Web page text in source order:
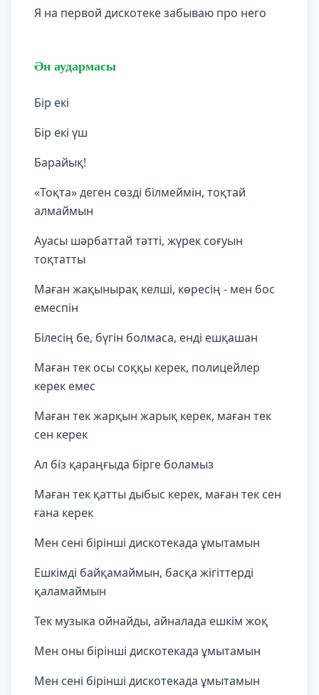
Я на первой дискотеке забываю про него
Ән аудармасы
Бір екі
Бір екі үш
Барайық!
«Тоқта» деген сөзді білмеймін, тоқтай
алмаймын
Ауасы шәрбаттай тәтті, жүрек соғуын
тоқтатты
Маған жақынырақ келші, көресің - мен бос
емеспін
Білесің бе, бүгін болмаса, енді ешқашан
Маған тек осы соққы керек, полицейлер
керек емес
Маған тек жарқын жарық керек, маған тек
сен керек
Ал біз қараңғыда бірге боламыз
Маған тек қатты дыбыс керек, маған тек сен
ғана керек
Мен сені бірінші дискотекада ұмытамын
Ешкімді байқамаймын, басқа жігіттерді
қаламаймын
Тек музыка ойнайды, айналада ешкім жоқ
Мен оны бірінші дискотекада ұмытамын
Мен сені бірінші дискотекада ұмытамын